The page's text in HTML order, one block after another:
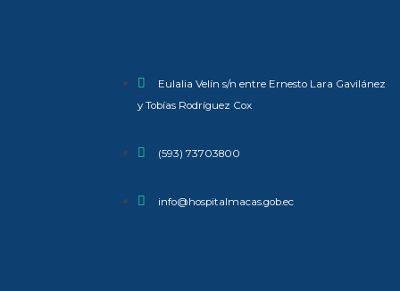
Eulalia Velín s/n entre Ernesto Lara Gavilánez
y Tobías Rodríguez Cox
(593) 73703800​
info@hospitalmacas.gob.ec